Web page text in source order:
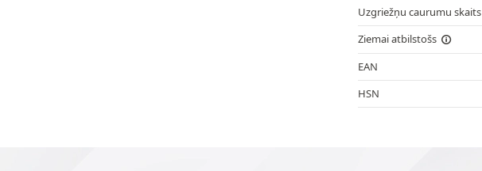
Uzgriežņu caurumu skaits
Ziemai atbilstošs
EAN
HSN